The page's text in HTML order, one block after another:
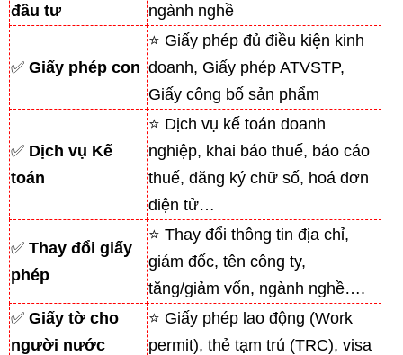
đầu tư
ngành nghề
✅ Giấy phép con
⭐ Giấy phép đủ điều kiện kinh
doanh, Giấy phép ATVSTP,
Giấy công bố sản phẩm
✅ Dịch vụ Kế
toán
⭐ Dịch vụ kế toán doanh
nghiệp, khai báo thuế, báo cáo
thuế, đăng ký chữ số, hoá đơn
điện tử…
✅ Thay đổi giấy
phép
⭐ Thay đổi thông tin địa chỉ,
giám đốc, tên công ty,
tăng/giảm vốn, ngành nghề….
✅ Giấy tờ cho
người nước
⭐ Giấy phép lao động (Work
permit), thẻ tạm trú (TRC), visa